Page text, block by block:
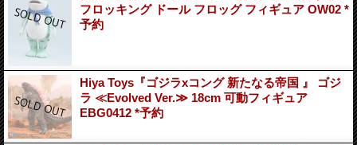
フロッキング ドール フロッグ フィギュア OW02 *
予約
Hiya Toys『ゴジラxコング 新たなる帝国 』 ゴジ
ラ ≪Evolved Ver.≫ 18cm 可動フィギュア
EBG0412 *予約